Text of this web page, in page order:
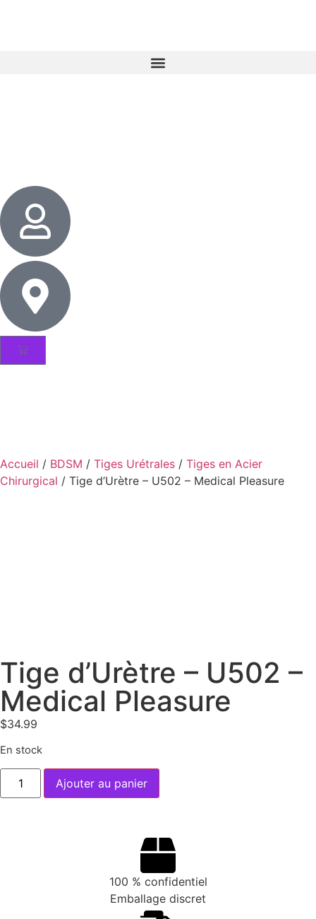
Accueil / BDSM / Tiges Urétrales / Tiges en Acier
Chirurgical / Tige d’Urètre – U502 – Medical Pleasure
Tige d’Urètre – U502 –
Medical Pleasure
$34.99
En stock
Ajouter au panier
100 % confidentiel
Emballage discret